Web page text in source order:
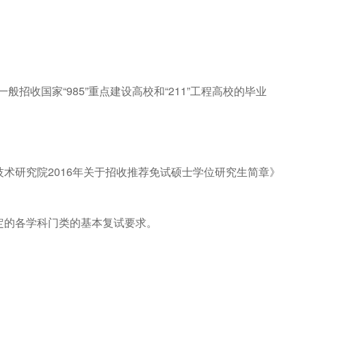
招收国家“985”重点建设高校和“211”工程高校的毕业
研究院2016年关于招收推荐免试硕士学位研究生简章》
各学科门类的基本复试要求。